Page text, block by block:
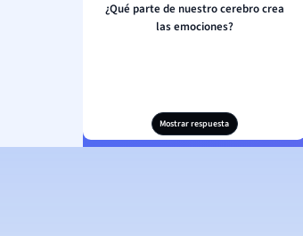
¿Qué parte de nuestro cerebro crea
las emociones?
Mostrar respuesta